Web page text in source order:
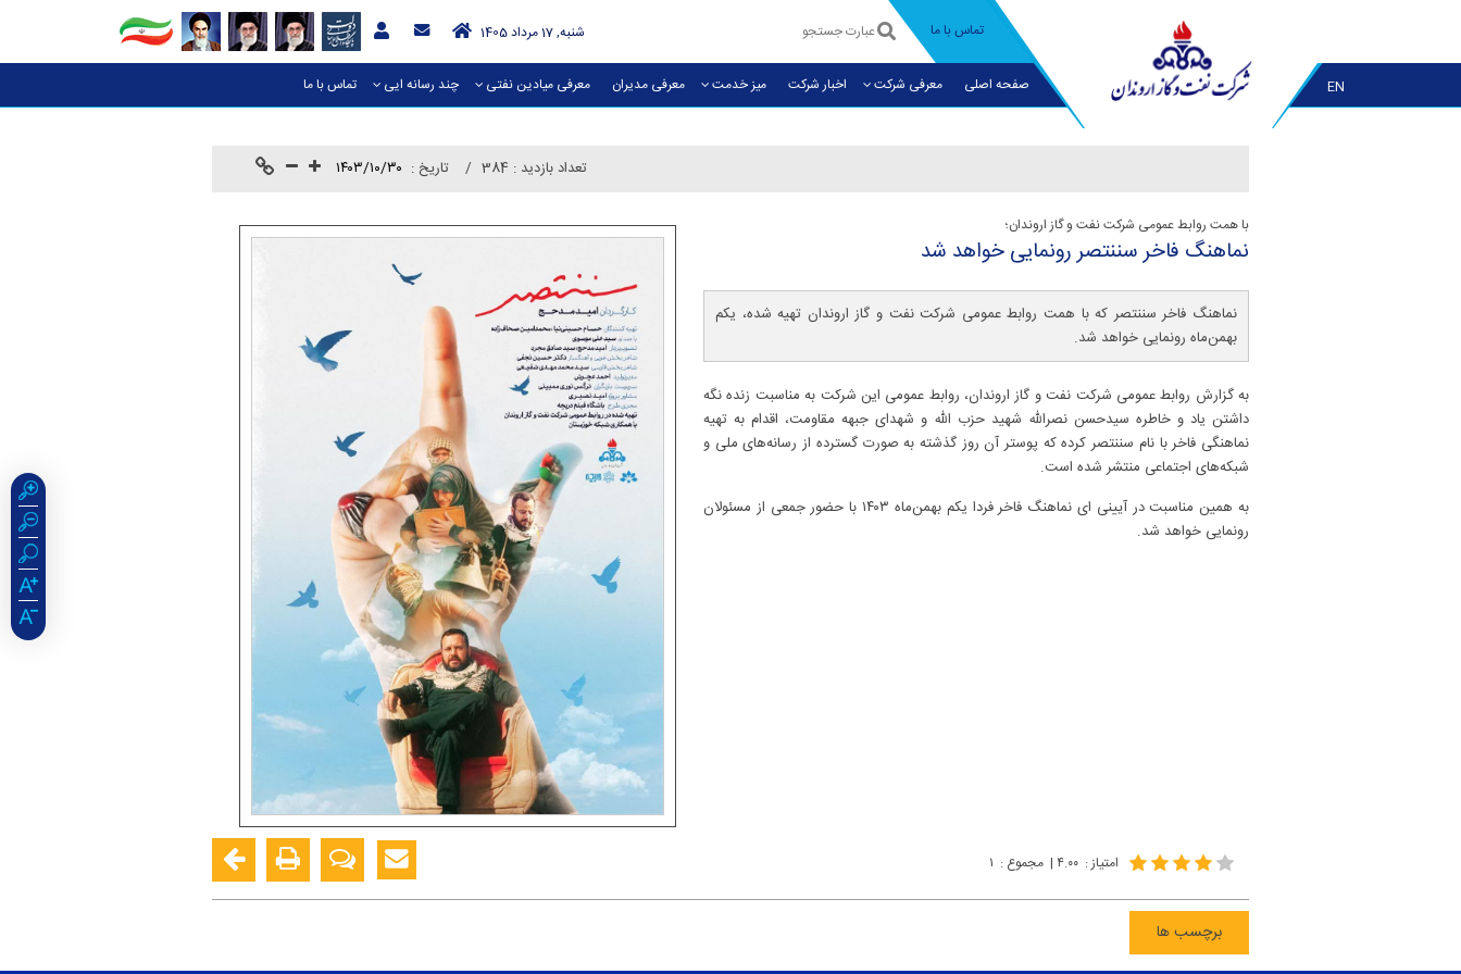
تماس با ما شنبه, 17 مرداد 1405
EN صفحه اصلی معرفی شرکت اخبار شرکت میز خدمت معرفی مديران معرفی میادین نفتی چند رسانه ایی تماس با ما
تاريخ : ۱۴۰۳/۱۰/۳۰ تعداد بازدید : 384
با همت روابط عمومی شرکت نفت و گاز اروندان؛
نماهنگ فاخر سننتصر رونمایی خواهد شد
نماهنگ فاخر سننتصر که با همت روابط عمومی شرکت نفت و گاز اروندان تهیه شده، یکم
بهمن‌ماه رونمایی خواهد شد.
به گزارش روابط عمومی شرکت نفت و گاز اروندان، روابط عمومی این شرکت به مناسبت زنده نگه
داشتن یاد و خاطره سیدحسن نصرالله شهید حزب الله و شهدای جبهه مقاومت، اقدام به تهیه
نماهنگی فاخر با نام سننتصر کرده که پوستر آن روز گذشته به صورت گسترده از رسانه‌های ملی و
شبکه‌های اجتماعی منتشر شده است.
به همین مناسبت در آیینی ای نماهنگ فاخر فردا یکم بهمن‌ماه ۱۴۰۳ با حضور جمعی از مسئولان
رونمایی خواهد شد.
امتیاز : ۴.۰۰ | مجموع : ۱
برچسب ها